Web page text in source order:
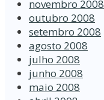
novembro 2008
outubro 2008
setembro 2008
agosto 2008
julho 2008
junho 2008
maio 2008